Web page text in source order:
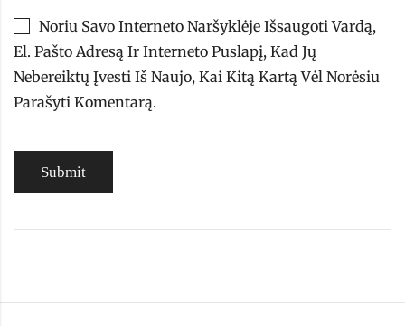
Noriu Savo Interneto Naršyklėje Išsaugoti Vardą,
El. Pašto Adresą Ir Interneto Puslapį, Kad Jų
Nebereiktų Įvesti Iš Naujo, Kai Kitą Kartą Vėl Norėsiu
Parašyti Komentarą.